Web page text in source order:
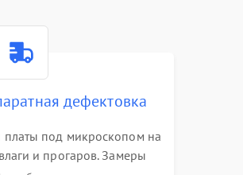
Подробнее →
дефектовка
платы под микроскопом на
и прогаров. Замеры